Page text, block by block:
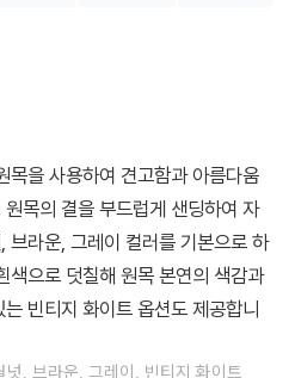
목을 사용하여 견고함과 아름다움
목의 결을 부드럽게 샌딩하여 자
브라운, 그레이 컬러를 기본으로 하
색으로 덧칠해 원목 본연의 색감과
빈티지 화이트 옵션도 제공합니
, 브라운, 그레이, 빈티지 화이트